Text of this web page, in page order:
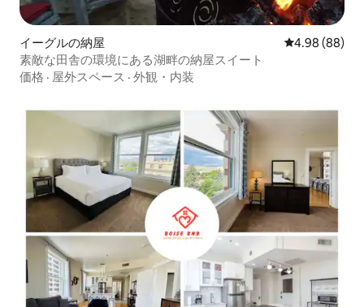
イーグルの納屋 レビュー88件
4.98 (88)
素敵な田舎の環境にある湖畔の納屋スイート
価格 · 屋外スペース · 外観・内装